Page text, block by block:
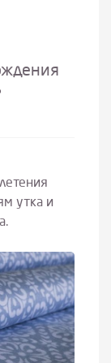
утка и